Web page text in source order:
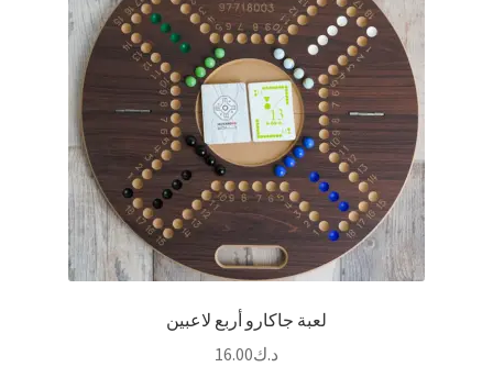
لعبة جاكارو أربع لاعبين
د.ك16.00